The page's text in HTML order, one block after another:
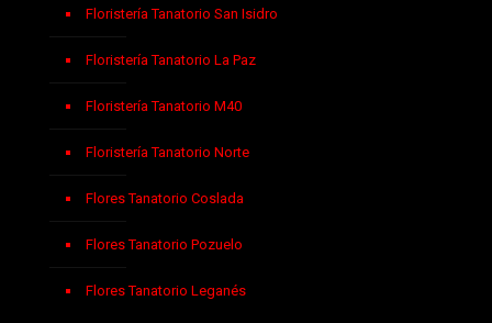
Floristería Tanatorio San Isidro
Floristería Tanatorio La Paz
Floristería Tanatorio M40
Floristería Tanatorio Norte
Flores Tanatorio Coslada
Flores Tanatorio Pozuelo
Flores Tanatorio Leganés